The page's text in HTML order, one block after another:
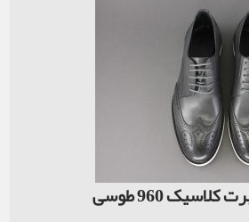
960 طوسی